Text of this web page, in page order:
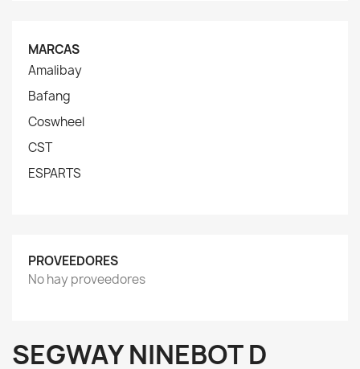
MARCAS
Amalibay
Bafang
Coswheel
CST
ESPARTS
PROVEEDORES
No hay proveedores
SEGWAY NINEBOT D